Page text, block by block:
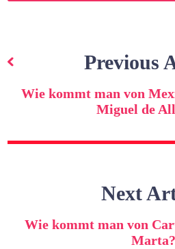
Previous
Wie kommt man von
Miguel de
Next
Wie kommt man von
Marta?